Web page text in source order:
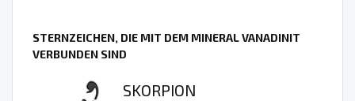
STERNZEICHEN, DIE MIT DEM MINERAL VANADINIT
VERBUNDEN SIND
SKORPION